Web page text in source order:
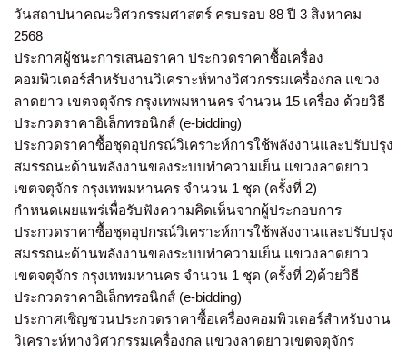
วันสถาปนาคณะวิศวกรรมศาสตร์ ครบรอบ 88 ปี 3 สิงหาคม
2568
ประกาศผู้ชนะการเสนอราคา ประกวดราคาซื้อเครื่อง
คอมพิวเตอร์สำหรับงานวิเคราะห์ทางวิศวกรรมเครื่องกล แขวง
ลาดยาว เขตจตุจักร กรุงเทพมหานคร จำนวน 15 เครื่อง ด้วยวิธี
ประกวดราคาอิเล็กทรอนิกส์ (e-bidding)
ประกวดราคาซื้อชุดอุปกรณ์วิเคราะห์การใช้พลังงานและปรับปรุง
สมรรถนะด้านพลังงานของระบบทำความเย็น แขวงลาดยาว
เขตจตุจักร กรุงเทพมหานคร จำนวน 1 ชุด (ครั้งที่ 2)
กำหนดเผยแพร่เพื่อรับฟังความคิดเห็นจากผู้ประกอบการ
ประกวดราคาซื้อชุดอุปกรณ์วิเคราะห์การใช้พลังงานและปรับปรุง
สมรรถนะด้านพลังงานของระบบทำความเย็น แขวงลาดยาว
เขตจตุจักร กรุงเทพมหานคร จำนวน 1 ชุด (ครั้งที่ 2)ด้วยวิธี
ประกวดราคาอิเล็กทรอนิกส์ (e-bidding)
ประกาศเชิญชวนประกวดราคาซื้อเครื่องคอมพิวเตอร์สำหรับงาน
วิเคราะห์ทางวิศวกรรมเครื่องกล แขวงลาดยาวเขตจตุจักร